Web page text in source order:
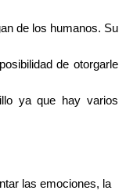
de los humanos. Su
de otorgarle
ya que hay varios
las emociones, la